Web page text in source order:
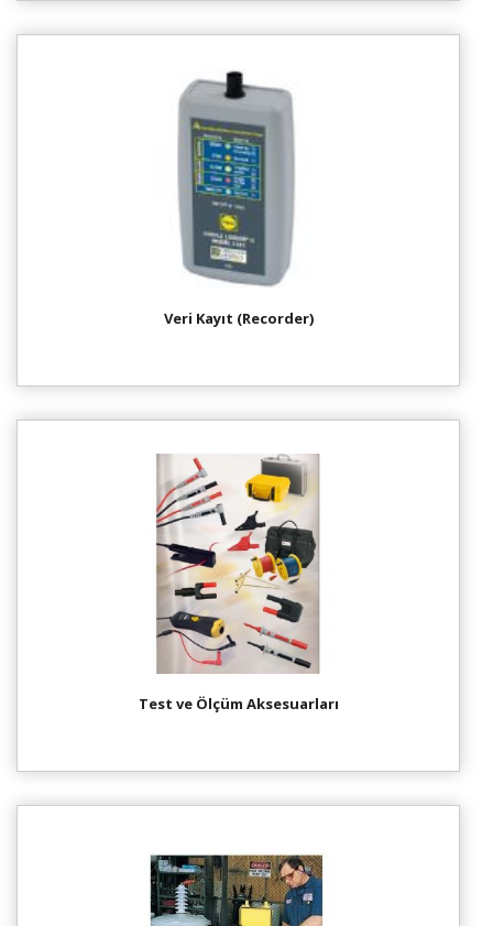
Veri Kayıt (Recorder)
Test ve Ölçüm Aksesuarları